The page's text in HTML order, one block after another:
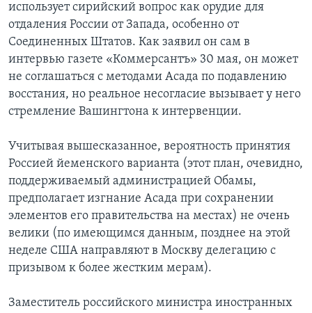
использует сирийский вопрос как орудие для
отдаления России от Запада, особенно от
Соединенных Штатов. Как заявил он сам в
интервью газете «Коммерсантъ» 30 мая, он может
не соглашаться с методами Асада по подавлению
восстания, но реальное несогласие вызывает у него
стремление Вашингтона к интервенции.
Учитывая вышесказанное, вероятность принятия
Россией йеменского варианта (этот план, очевидно,
поддерживаемый администрацией Обамы,
предполагает изгнание Асада при сохранении
элементов его правительства на местах) не очень
велики (по имеющимся данным, позднее на этой
неделе США направляют в Москву делегацию с
призывом к более жестким мерам).
Заместитель российского министра иностранных